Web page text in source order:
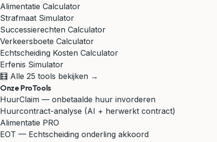
Alimentatie Calculator
Strafmaat Simulator
Successierechten Calculator
Verkeersboete Calculator
Echtscheiding Kosten Calculator
Erfenis Simulator
🧮 Alle 25 tools bekijken →
Onze ProTools
HuurClaim — onbetaalde huur invorderen
Huurcontract-analyse (AI + herwerkt contract)
Alimentatie PRO
EOT — Echtscheiding onderling akkoord